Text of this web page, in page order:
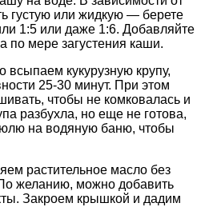
густую или жидкую — берете
1:5 или даже 1:6. Добавляйте
по мере загустения каши.
всыпаем кукурузную крупу,
25-30 минут. При этом
чтобы не комковалась и
разбухла, но еще не готова,
на водяную баню, чтобы
растительное масло без
желанию, можно добавить
Закроем крышкой и дадим